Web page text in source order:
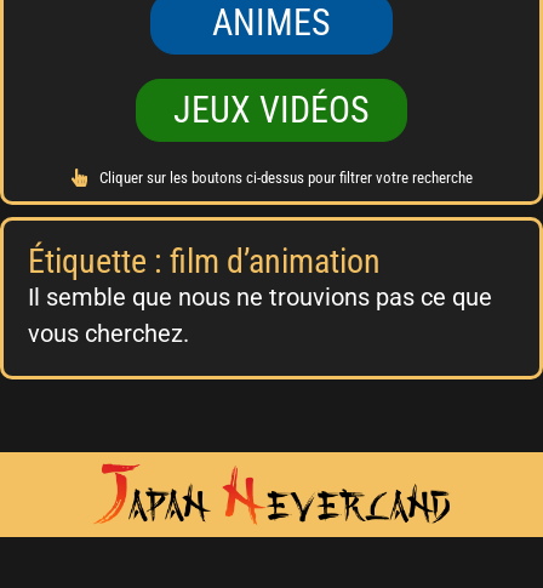
ANIMES
JEUX VIDÉOS
Cliquer sur les boutons ci-dessus pour filtrer votre recherche
Étiquette : film d’animation
Il semble que nous ne trouvions pas ce que
vous cherchez.